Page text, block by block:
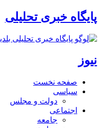
پایگاه خبری تحلیلی
نیوز
صفحه نخست
سیاسی
دولت و مجلس
اجتماعی
جامعه